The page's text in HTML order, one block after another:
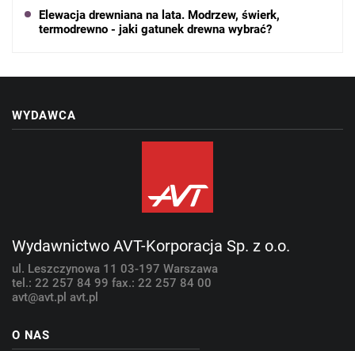
Elewacja drewniana na lata. Modrzew, świerk,
termodrewno - jaki gatunek drewna wybrać?
WYDAWCA
Wydawnictwo AVT-Korporacja Sp. z o.o.
ul. Leszczynowa 11 03-197 Warszawa
tel.: 22 257 84 99 fax.: 22 257 84 00
avt@avt.pl avt.pl
O NAS